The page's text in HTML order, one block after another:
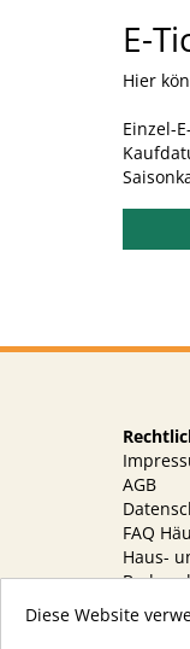
E-
Hier
Einzel-
AGB
FAQ
Haus-
Diese Website